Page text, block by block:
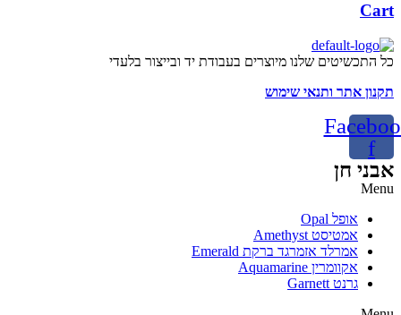
Cart
כל התכשיטים שלנו מיוצרים בעבודת יד ובייצור בלעדי
תקנון אתר ותנאי שימוש
f
אבני חן
Menu
אופל Opal
אמטיסט Amethyst
אמרלד אזמרגד ברקת Emerald
אקוומרין Aquamarine
גרנט Garnett